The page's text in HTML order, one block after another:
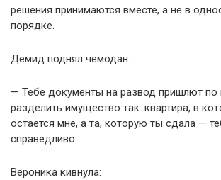
решения принимаются вместе, а не в
порядке.
Демид поднял чемодан:
— Тебе документы на развод пришлют по
разделить имущество так: квартира, в
остается мне, а та, которую ты сдала —
справедливо.
Вероника кивнула: